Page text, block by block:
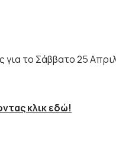
για το Σάββατο 25
κλικ εδώ!